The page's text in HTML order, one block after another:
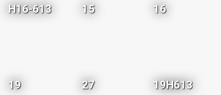
H16-613 15 16
19 27 19H613